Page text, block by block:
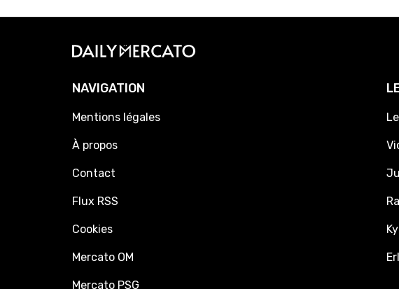
NAVIGATION
Mentions légales
À propos
Contact
Flux RSS
Cookies
Mercato OM
Mercato PSG